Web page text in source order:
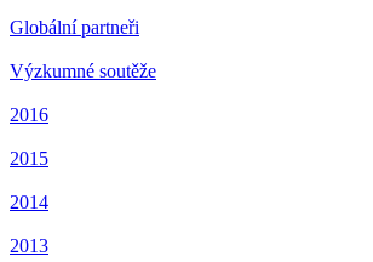
Globální partneři
Výzkumné soutěže
2016
2015
2014
2013